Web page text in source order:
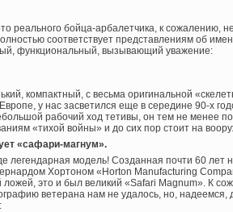
реального бойца-арбалетчика, к сожалению,
соответствует представлениям об
функциональный, вызывающий уважение:
компактный, с весьма оригинальной
у нас засветился еще в середине 90-х
рабочий ход тетивы, он тем не менее
«тихой войны» и до сих пор стоит на
«сафари-магнум».
легендарная модель! Созданная почти 60
Хортоном «Horton Manufacturing
ложей, это и был великий «Safari Magnum». К
ветерана нам не удалось, но, надеемся,